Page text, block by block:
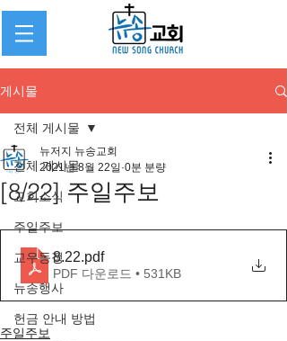
게시물
전체 게시물
교회소식
주일주보
교우동정
뉴송행사
헌금 안내 방법
전체 게시물
[8/22] 주일주보
뉴저지 뉴송교회
2021년 8월 22일 0분 분량
8.22.pdf
PDF 다운로드 • 531KB
주일주보